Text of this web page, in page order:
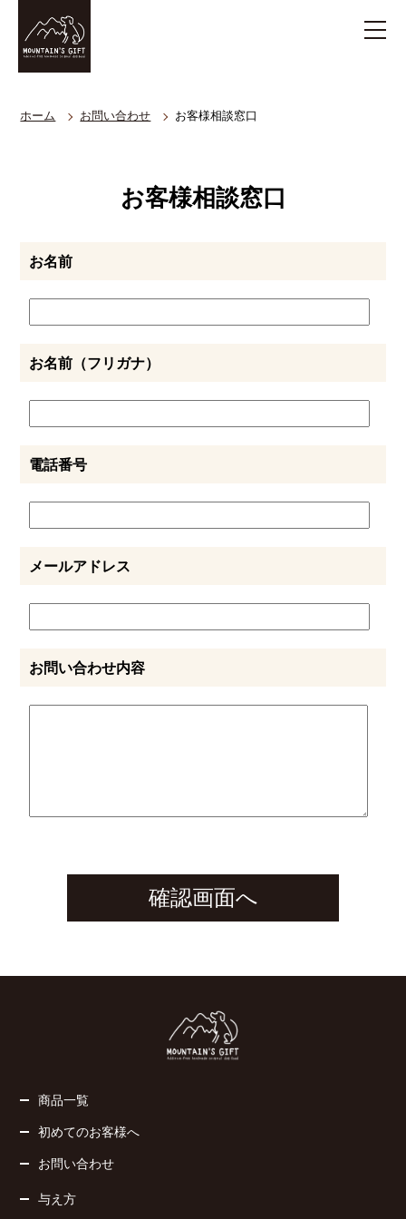
ホーム お問い合わせ お客様相談窓口
お客様相談窓口
お名前
お名前（フリガナ）
電話番号
メールアドレス
お問い合わせ内容
商品一覧
初めてのお客様へ
お問い合わせ
与え方